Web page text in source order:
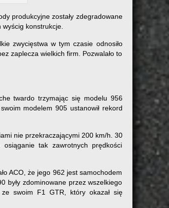
produkcyjne zostały zdegradowane
konstrukcje.
zwycięstwa w tym czasie odnosiło
zaplecza wielkich firm. Pozwalało to
twardo trzymając się modelu 956
modelem 905 ustanowił rekord
nie przekraczającymi 200 km/h. 30
tak zawrotnych prędkości
ACO, że jego 962 jest samochodem
były zdominowane przez wszelkiego
swoim F1 GTR, który okazał się